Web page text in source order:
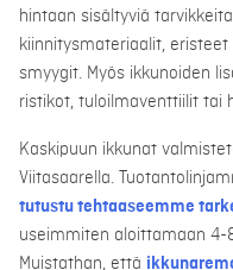
hintaan sisältyviä
kiinnitysmateriaalit,
smyygit. Myös ikkunoiden
ristikot, tuloilmaventtiilit tai
Kaskipuun ikkunat
Viitasaarella.
tutustu tehtaaseemme
useimmiten aloittamaan 4-
Muistathan, että